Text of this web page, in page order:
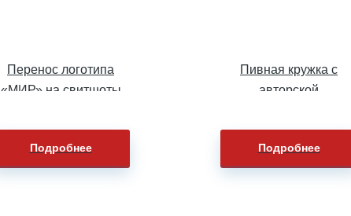
Перенос логотипа
«МИР» на свитшоты
Подробнее
Пивная кружка с
авторской
Подробнее